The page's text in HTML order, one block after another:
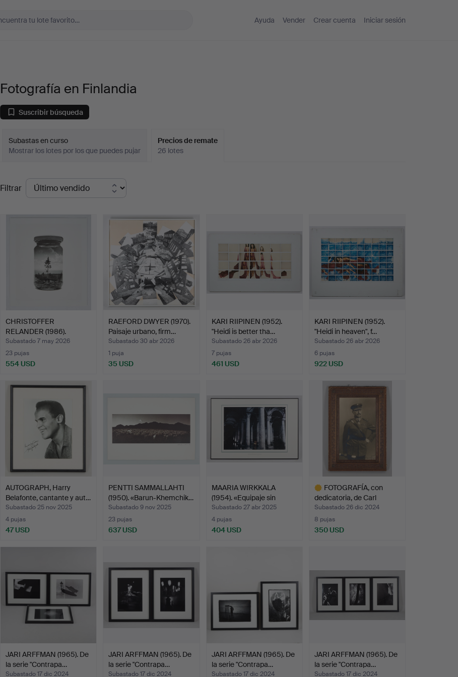
Ayuda Vender Crear cuenta Iniciar sesión
Fotografía en Finlandia
Suscribir búsqueda
Subastas en curso
Mostrar los lotes por los que puedes pujar
Precios de remate
26 lotes
Precios
de
remate
Filtrar
CHRISTOFFER
RELANDER (1986).
«Jarred Old T…
Subastado 7 may 2026
23 pujas
554 USD
RAEFORD DWYER (1970).
Paisaje urbano, firm…
Subastado 30 abr 2026
1 puja
35 USD
KARI RIIPINEN (1952).
"Heidi is better tha…
Subastado 26 abr 2026
7 pujas
461 USD
KARI RIIPINEN (1952).
"Heidi in heaven", f…
Subastado 26 abr 2026
6 pujas
922 USD
AUTOGRAPH, Harry
Belafonte, cantante y aut…
Subastado 25 nov 2025
4 pujas
47 USD
PENTTI SAMMALLAHTI
(1950). «Barun-Khemchik…
Subastado 9 nov 2025
23 pujas
637 USD
MAARIA WIRKKALA
(1954). «Equipaje sin
acom…
Subastado 27 abr 2025
4 pujas
404 USD
FOTOGRAFÍA, con
dedicatoria, de Carl
Gusta…
Subastado 26 dic 2024
8 pujas
350 USD
JARI ARFFMAN (1965). De
la serie "Contrapa…
Subastado 17 dic 2024
JARI ARFFMAN (1965). De
la serie "Contrapa…
Subastado 17 dic 2024
JARI ARFFMAN (1965). De
la serie "Contrapa…
Subastado 17 dic 2024
JARI ARFFMAN (1965). De
la serie "Contrapa…
Subastado 17 dic 2024